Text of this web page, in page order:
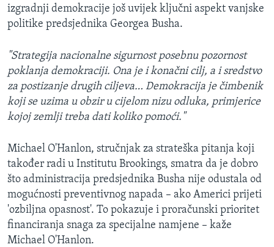
izgradnji demokracije još uvijek ključni aspekt vanjske
politike predsjednika Georgea Busha.
"Strategija nacionalne sigurnost posebnu pozornost
poklanja demokraciji. Ona je i konačni cilj, a i sredstvo
za postizanje drugih ciljeva… Demokracija je čimbenik
koji se uzima u obzir u cijelom nizu odluka, primjerice
kojoj zemlji treba dati koliko pomoći."
Michael O'Hanlon, stručnjak za strateška pitanja koji
također radi u Institutu Brookings, smatra da je dobro
što administracija predsjednika Busha nije odustala od
mogućnosti preventivnog napada – ako Americi prijeti
'ozbiljna opasnost'. To pokazuje i proračunski prioritet
financiranja snaga za specijalne namjene – kaže
Michael O'Hanlon.